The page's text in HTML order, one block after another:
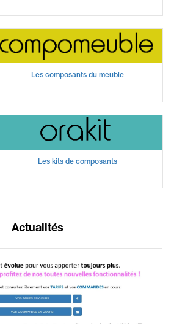
Les composants du meuble
Les kits de composants
Actualités